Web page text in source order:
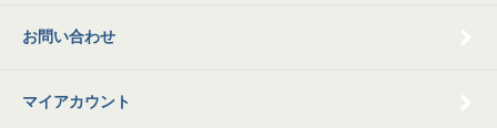
お問い合わせ
マイアカウント